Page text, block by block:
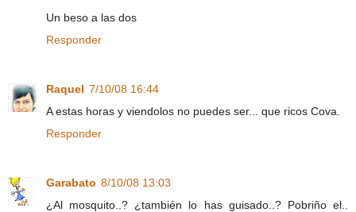
Un beso a las dos
Responder
Raquel 7/10/08 16:44
A estas horas y viendolos no puedes ser... que ricos Cova.
Responder
Garabato 8/10/08 13:03
¿Al mosquito..? ¿también lo has guisado..? Pobriño el..